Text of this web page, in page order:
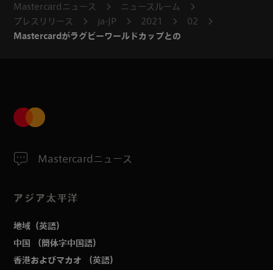
Mastercardニュース
ニュースルーム
プレスリリース
ja-JP 2021
02
Mastercardがラグビーワールドカップとの
Mastercardニュース
アジア太平洋
地域（英語）
中国 （簡体字中国語）
香港およびマカオ （英語）